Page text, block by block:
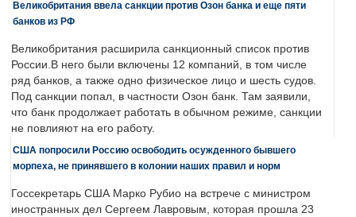
Великобритания ввела санкции против Озон банка и еще пяти
банков из РФ
Великобритания расширила санкционный список против
России.В него были включены 12 компаний, в том числе
ряд банков, а также одно физическое лицо и шесть судов.
Под санкции попал, в частности Озон банк. Там заявили,
что банк продолжает работать в обычном режиме, санкции
не повлияют на его работу.
США попросили Россию освободить осужденного бывшего
морпеха, не принявшего в колонии наших правил и норм
Госсекретарь США Марко Рубио на встрече с министром
иностранных дел Сергеем Лавровым, которая прошла 23